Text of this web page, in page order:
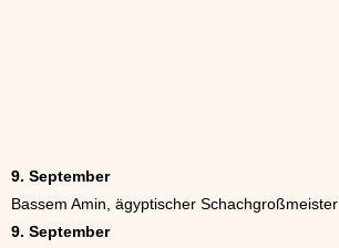
9. September
Bassem Amin, ägyptischer Schachgroßmeister
9. September